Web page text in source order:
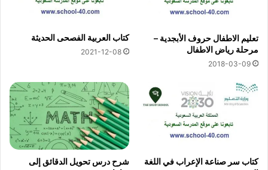
تعليم الاطفال حروف الأبجدية –
مرحلة رياض الاطفال
2018-03-09
كتاب العربية الفصحى الحديثة
2021-12-08
كتاب سر صناعة الإعراب في اللغة
شرح درس تحويل الدقائق إلى